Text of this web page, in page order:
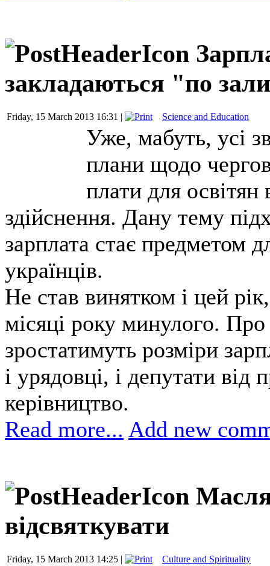
закладаються "по
Friday, 15 March 2013 16:31 | Science and Education
Уже, мабуть, усі
плани щодо
плати для освітян
здійснення. Дану тему
зарплата стає предметом
українців.
Не став винятком і цей
місяці року минулого.
зростатимуть розміри
і урядовці, і депутати від
керівництво.
Read more... Add new
відсвяткувати
Friday, 15 March 2013 14:25 | Culture and Spirituality